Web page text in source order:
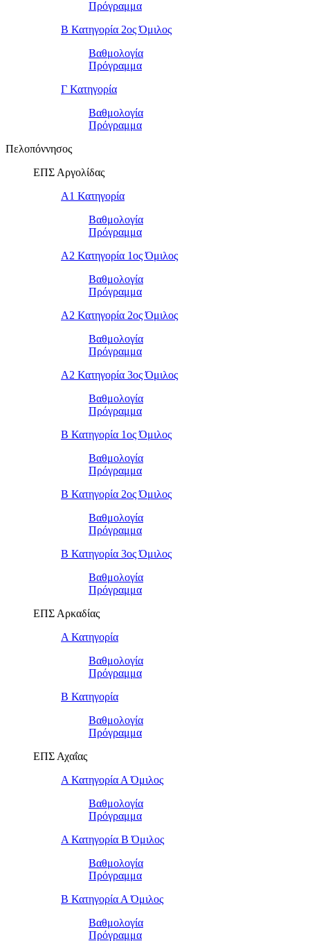
Πρόγραμμα
Β Κατηγορία 2ος Όμιλος
Βαθμολογία
Πρόγραμμα
Γ Κατηγορία
Βαθμολογία
Πρόγραμμα
Πελοπόννησος
ΕΠΣ Αργολίδας
Α1 Κατηγορία
Βαθμολογία
Πρόγραμμα
Α2 Κατηγορία 1ος Όμιλος
Βαθμολογία
Πρόγραμμα
Α2 Κατηγορία 2ος Όμιλος
Βαθμολογία
Πρόγραμμα
Α2 Κατηγορία 3ος Όμιλος
Βαθμολογία
Πρόγραμμα
Β Κατηγορία 1ος Όμιλος
Βαθμολογία
Πρόγραμμα
Β Κατηγορία 2ος Όμιλος
Βαθμολογία
Πρόγραμμα
Β Κατηγορία 3ος Όμιλος
Βαθμολογία
Πρόγραμμα
ΕΠΣ Αρκαδίας
Α Κατηγορία
Βαθμολογία
Πρόγραμμα
Β Κατηγορία
Βαθμολογία
Πρόγραμμα
ΕΠΣ Αχαΐας
Α Κατηγορία Α Όμιλος
Βαθμολογία
Πρόγραμμα
Α Κατηγορία Β Όμιλος
Βαθμολογία
Πρόγραμμα
Β Κατηγορία Α Όμιλος
Βαθμολογία
Πρόγραμμα